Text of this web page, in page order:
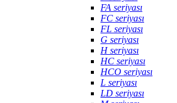
FA seriyası
FC seriyası
FL seriyası
G seriyası
H seriyası
HC seriyası
HCO seriyası
L seriyası
LD seriyası